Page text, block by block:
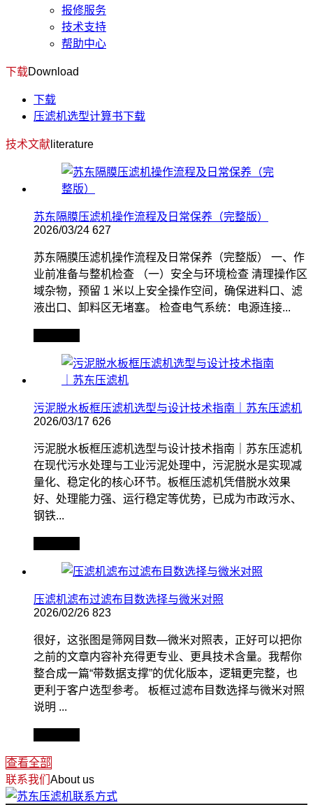
报修服务
技术支持
帮助中心
下载Download
下载
压滤机选型计算书下载
技术文献 literature
苏东隔膜压滤机操作流程及日常保养（完整版）
2026/03/24 627
苏东隔膜压滤机操作流程及日常保养（完整版） 一、作
业前准备与整机检查 （一）安全与环境检查 清理操作区
域杂物，预留 1 米以上安全操作空间，确保进料口、滤
液出口、卸料区无堵塞。 检查电气系统：电源连接...
污泥脱水板框压滤机选型与设计技术指南｜苏东压滤机
2026/03/17 626
污泥脱水板框压滤机选型与设计技术指南｜苏东压滤机
在现代污水处理与工业污泥处理中，污泥脱水是实现减
量化、稳定化的核心环节。板框压滤机凭借脱水效果
好、处理能力强、运行稳定等优势，已成为市政污水、
钢铁...
压滤机滤布过滤布目数选择与微米对照
2026/02/26 823
很好，这张图是筛网目数—微米对照表，正好可以把你
之前的文章内容补充得更专业、更具技术含量。我帮你
整合成一篇“带数据支撑”的优化版本，逻辑更完整，也
更利于客户选型参考。 板框过滤布目数选择与微米对照
说明 ...
查看全部
联系我们 About us